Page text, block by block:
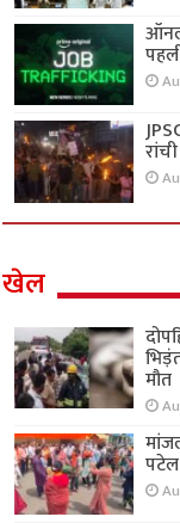
खेल
मौत